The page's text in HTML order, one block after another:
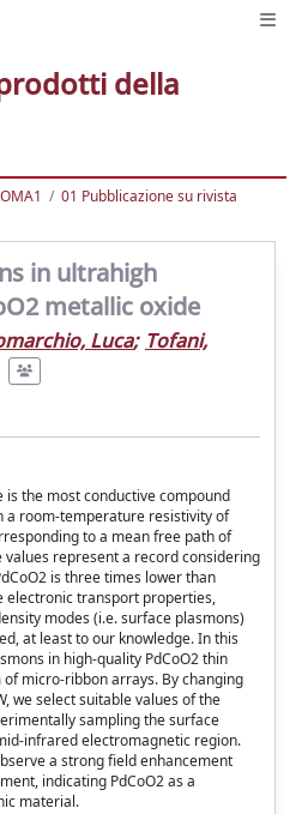
della
01 Pubblicazione su rivista
in ultrahigh
metallic oxide
Luca; Tofani,
is the most conductive compound
a room-temperature resistivity of
to a mean free path of
values represent a record considering
is three times lower than
electronic transport properties,
modes (i.e. surface plasmons)
at least to our knowledge. In this
in high-quality PdCoO2 thin
micro-ribbon arrays. By changing
we select suitable values of the
sampling the surface
infrared electromagnetic region.
a strong field enhancement
indicating PdCoO2 as a
material.